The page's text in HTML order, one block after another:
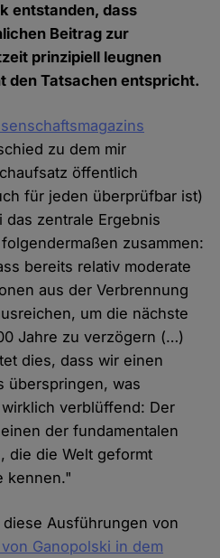
entstanden, dass
Beitrag zur
prinzipiell leugnen
den Tatsachen entspricht.
zu dem mir
öffentlich
für jeden überprüfbar ist)
zentrale Ergebnis
zusammen:
bereits relativ moderate
aus der Verbrennung
um die nächste
Jahre zu verzögern (…)
dies, dass wir einen
überspringen, was
verblüffend: Der
der fundamentalen
die die Welt geformt
kennen."
Ausführungen von
Ganopolski in dem